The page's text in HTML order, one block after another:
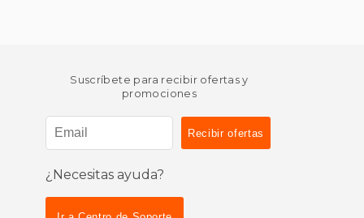
Suscríbete para recibir ofertas y
promociones
¿Necesitas ayuda?